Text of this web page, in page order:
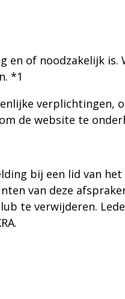
en of noodzakelijk is.
*1
verplichtingen,
de website te
bij een lid van
van deze
te verwijderen.